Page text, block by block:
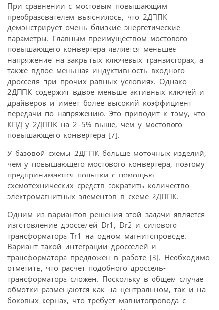
При сравнении с мостовым повышающим
преобразователем выяснилось, что 2ДППК
демонстрирует очень близкие энергетические
параметры. Главным преимуществом мостового
повышающего конвертера является меньшее
напряжение на закрытых ключевых транзисторах, а
также вдвое меньшая индуктивность входного
дросселя при прочих равных условиях. Однако
2ДППК содержит вдвое меньше активных ключей и
драйверов и имеет более высокий коэффициент
передачи по напряжению. Это приводит к тому, что
КПД у 2ДППК на 2–5% выше, чем у мостового
повышающего конвертера [7].
У базовой схемы 2ДППК больше моточных изделий,
чем у повышающего мостового конвертера, поэтому
предпринимаются попытки с помощью
схемотехнических средств сократить количество
электромагнитных элементов в схеме 2ДППК.
Одним из вариантов решения этой задачи является
изготовление дросселей Dr1, Dr2 и силового
трансформатора Tr1 на одном магнитопроводе.
Вариант такой интеграции дросселей и
трансформатора предложен в работе [8]. Необходимо
отметить, что расчет подобного дроссель-
трансформатора сложен. Поскольку в общем случае
обмотки размещаются как на центральном, так и на
боковых кернах, что требует магнитопровода с